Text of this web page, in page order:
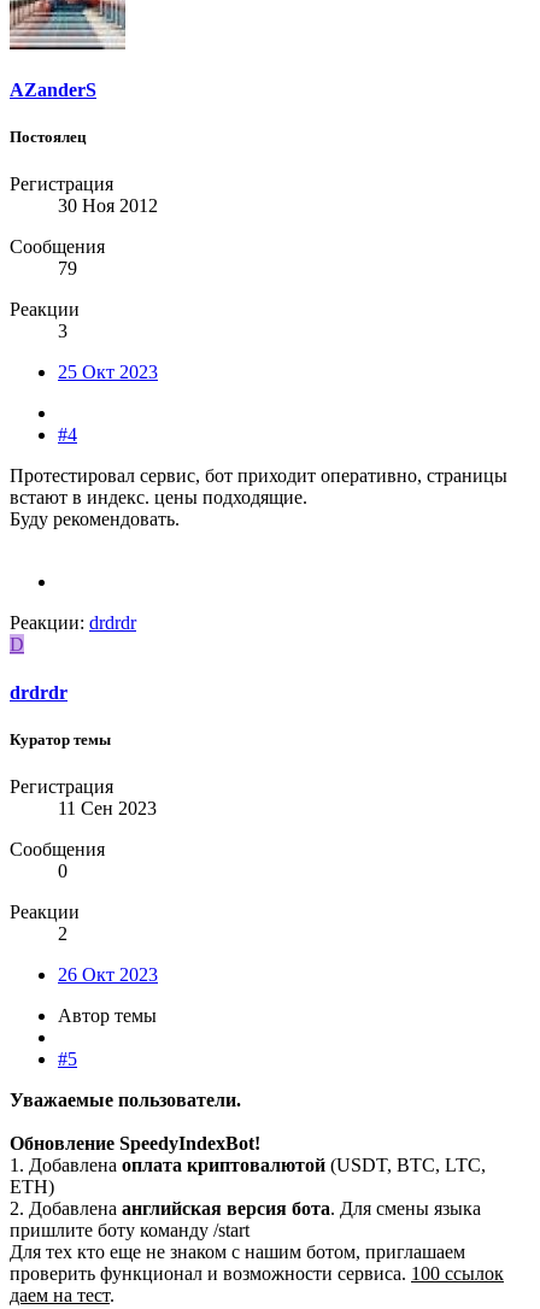
AZanderS
Постоялец
Регистрация
30 Ноя 2012
Сообщения
79
Реакции
3
25 Окт 2023
#4
Протестировал сервис, бот приходит оперативно, страницы
встают в индекс. цены подходящие.
Буду рекомендовать.
Реакции: drdrdr
D
drdrdr
Куратор темы
Регистрация
11 Сен 2023
Сообщения
0
Реакции
2
26 Окт 2023
Автор темы
#5
Уважаемые пользователи.
Обновление SpeedyIndexBot!
1. Добавлена оплата криптовалютой (USDT, BTC, LTC,
ETH)
2. Добавлена английская версия бота. Для смены языка
пришлите боту команду /start
Для тех кто еще не знаком с нашим ботом, приглашаем
проверить функционал и возможности сервиса. 100 ссылок
даем на тест.